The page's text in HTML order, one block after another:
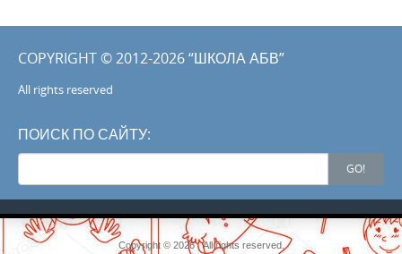
COPYRIGHT © 2012-2026 “ШКОЛА АБВ”
All rights reserved
ПОИСК ПО САЙТУ:
Search
for:
GO!
Copyright © 2026 . All rights reserved.